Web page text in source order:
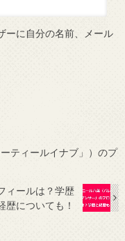
ーに自分の名前、メール
ティールイナブ」）のプ
ィールは？学歴
歴についても！